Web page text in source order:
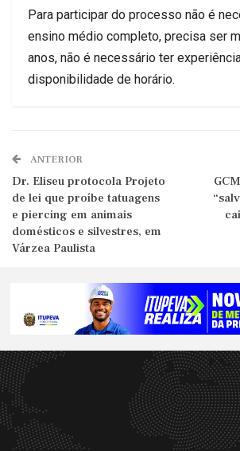
Para participar do processo não é
ensino médio completo, precisa ser
anos, não é necessário ter
disponibilidade de horário.
ANTERIOR
Dr. Eliseu protocola Projeto
de lei que proíbe tatuagens
e piercing em animais
domésticos e silvestres, em
Várzea Paulista